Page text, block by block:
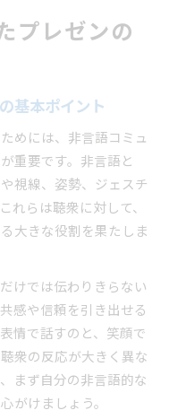
プレゼンの
基本ポイント
めには、非言語コミュ
重要です。非言語と
視線、姿勢、ジェスチ
れらは聴衆に対して、
大きな役割を果たしま
けでは伝わりきらない
感や信頼を引き出せる
情で話すのと、笑顔で
衆の反応が大きく異な
まず自分の非言語的な
がけましょう。